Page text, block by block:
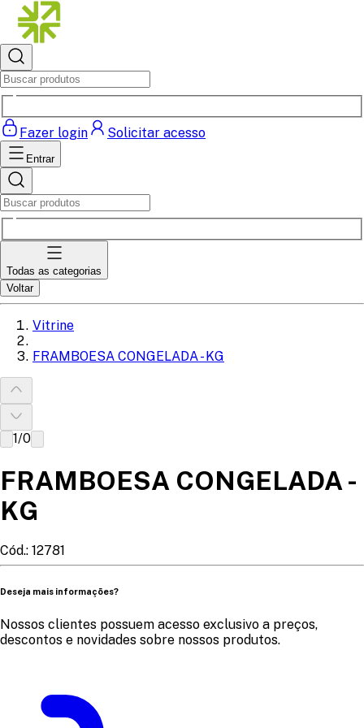
Fazer login Solicitar acesso
Entrar
Todas as categorias
Voltar
Vitrine
FRAMBOESA CONGELADA - KG
1/0
FRAMBOESA CONGELADA -
KG
Cód.: 12781
Deseja mais informações?
Nossos clientes possuem acesso exclusivo a preços,
descontos e novidades sobre nossos produtos.